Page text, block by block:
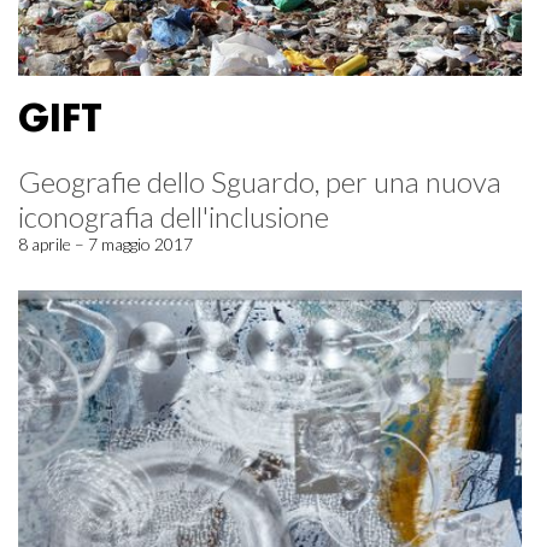
GIFT
Geografie dello Sguardo, per una nuova
iconografia dell'inclusione
8 aprile – 7 maggio 2017